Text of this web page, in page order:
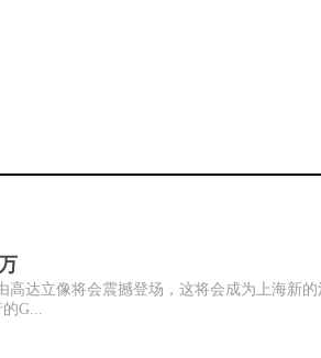
高达立像将会震撼登场，这将会成为上海新
G...